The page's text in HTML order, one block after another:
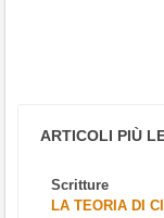
ARTICOLI PIÙ
Scritture
LA TEORIA DI